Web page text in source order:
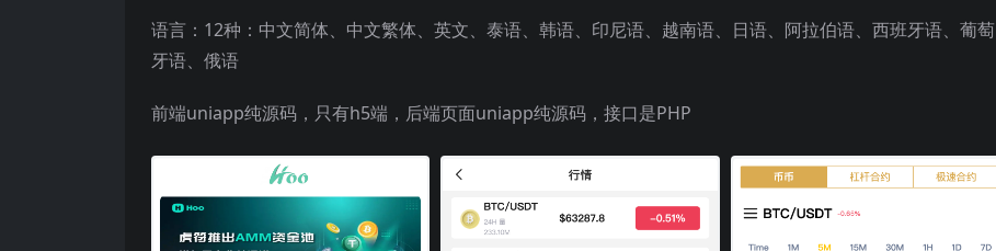
语言：12种：中文简体、中文繁体、英文、泰语、韩语、印尼语、越南语、日语、阿拉伯语、西班牙语、葡萄
牙语、俄语
前端uniapp纯源码，只有h5端，后端页面uniapp纯源码，接口是PHP